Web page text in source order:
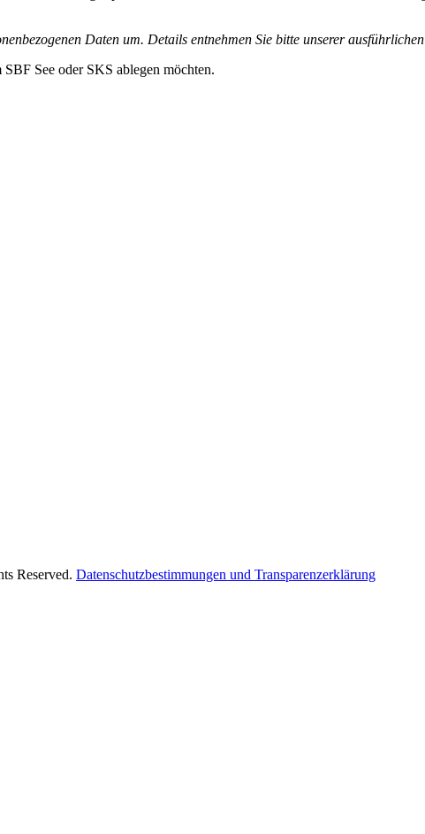
Daten um. Details entnehmen Sie bitte unserer ausführlichen
See oder SKS ablegen möchten.
Reserved. Datenschutzbestimmungen und Transparenzerklärung